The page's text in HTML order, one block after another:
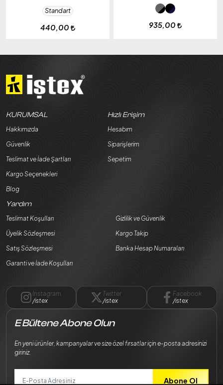
Standart
440,00 935,00
KURUMSAL
Hakkımızda
Güvenlik
Teslimat ve İade Şartları
Kargo Seçenekleri
Blog
Hızlı Erişim
Hesabım
Siparişlerim
Sepetim
Yardım
Teslimat Koşulları
Üyelik Sözleşmesi
Satış Sözleşmesi
Garanti ve İade Koşulları
Gizlilik ve Güvenlik
Kargo Takip
Banka Hesap Numaraları
Instagram
/istex
Twitter
/istex
Facebook
/istex
E Bültene Abone Olun
En yeni ürünler, kampanyalar ve size özel fırsatlar için e-posta adresinizi
giriniz.
Abone Ol